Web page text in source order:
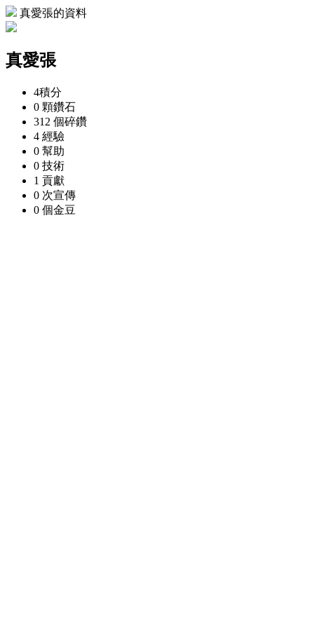
真愛張的資料
真愛張
4積分
0 顆鑽石
312 個碎鑽
4 經驗
0 幫助
0 技術
1 貢獻
0 次宣傳
0 個金豆